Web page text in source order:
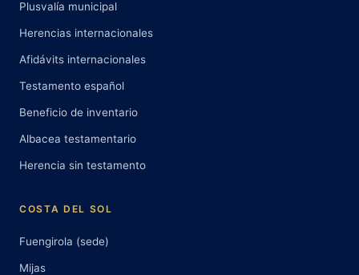
Plusvalía municipal
Herencias internacionales
Afidávits internacionales
Testamento español
Beneficio de inventario
Albacea testamentario
Herencia sin testamento
COSTA DEL SOL
Fuengirola (sede)
Mijas